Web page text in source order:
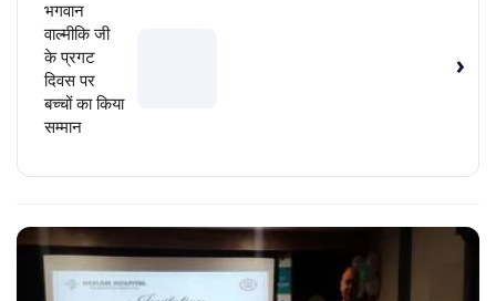
भगवान
वाल्मीकि जी
के प्रगट
दिवस पर
बच्चों का किया
सम्मान
›